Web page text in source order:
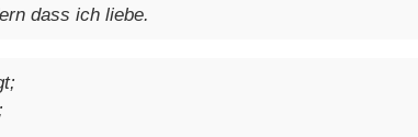
dass ich liebe.